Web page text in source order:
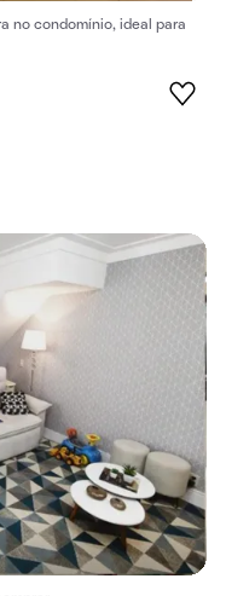
no condomínio, ideal para